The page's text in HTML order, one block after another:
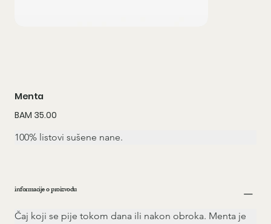
Menta
Price
BAM 35.00
100% listovi sušene nane.
informacije o proizvodu
Čaj koji se pije tokom dana ili nakon obroka. Menta je